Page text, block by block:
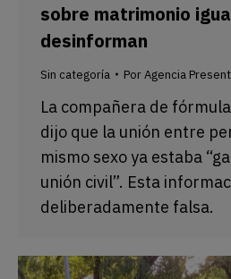
sobre matrimonio
desinforman
Sin categoría PorAgencia
La compañera de
dijo que la unión entre
mismo sexo ya estaba
unión civil”. Esta
deliberadamente falsa.